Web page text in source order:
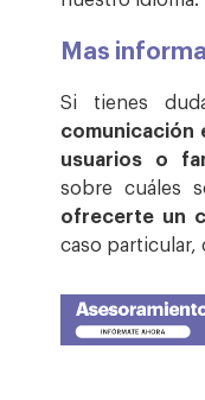
Mas
Si tienes
comunicación
usuarios o
sobre cuáles
ofrecerte un
caso